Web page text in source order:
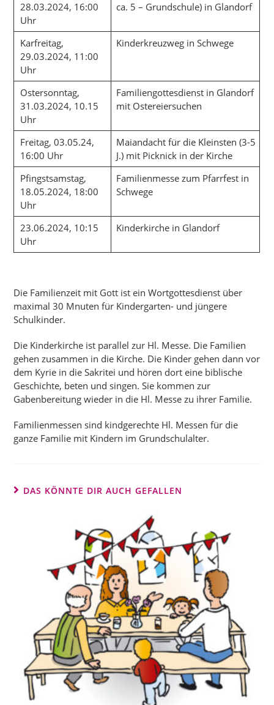
28.03.2024, 16:00
Uhr
ca. 5 – Grundschule) in Glandorf
Karfreitag,
29.03.2024, 11:00
Uhr
Kinderkreuzweg in Schwege
Ostersonntag,
31.03.2024, 10.15
Uhr
Familiengottesdienst in Glandorf
mit Ostereiersuchen
Freitag, 03.05.24,
16:00 Uhr
Maiandacht für die Kleinsten (3-5
J.) mit Picknick in der Kirche
Pfingstsamstag,
18.05.2024, 18:00
Uhr
Familienmesse zum Pfarrfest in
Schwege
23.06.2024, 10:15
Uhr
Kinderkirche in Glandorf
Die Familienzeit mit Gott ist ein Wortgottesdienst über
maximal 30 Mnuten für Kindergarten- und jüngere
Schulkinder.
Die Kinderkirche ist parallel zur Hl. Messe. Die Familien
gehen zusammen in die Kirche. Die Kinder gehen dann vor
dem Kyrie in die Sakritei und hören dort eine biblische
Geschichte, beten und singen. Sie kommen zur
Gabenbereitung wieder in die Hl. Messe zu ihrer Familie.
Familienmessen sind kindgerechte Hl. Messen für die
ganze Familie mit Kindern im Grundschulalter.
DAS KÖNNTE DIR AUCH GEFALLEN